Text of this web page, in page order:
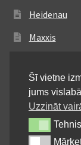
Heidenau
Maxxis
Michelin
Mitas
Pirelli
Šī vietne
jums
Uzzināt
Tehnisks
Mārketings